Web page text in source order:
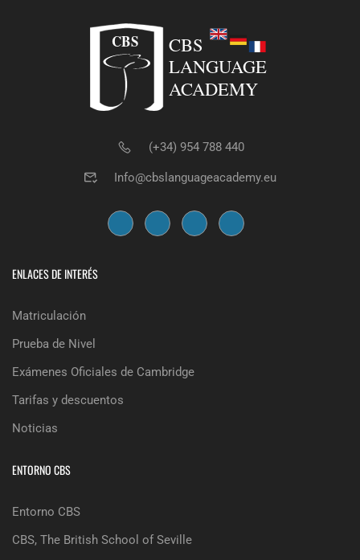
(+34) 954 788 440
Info@cbslanguageacademy.eu
ENLACES DE INTERÉS
Matriculación
Prueba de Nivel
Exámenes Oficiales de Cambridge
Tarifas y descuentos
Noticias
ENTORNO CBS
Entorno CBS
CBS, The British School of Seville